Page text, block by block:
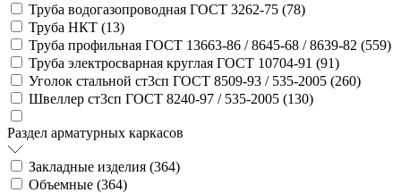
Труба водогазопроводная ГОСТ 3262-75 (78)
Труба НКТ (13)
Труба профильная ГОСТ 13663-86 / 8645-68 / 8639-82 (559)
Труба электросварная круглая ГОСТ 10704-91 (91)
Уголок стальной ст3сп ГОСТ 8509-93 / 535-2005 (260)
Швеллер ст3сп ГОСТ 8240-97 / 535-2005 (130)
Раздел арматурных каркасов
Закладные изделия (364)
Объемные (364)